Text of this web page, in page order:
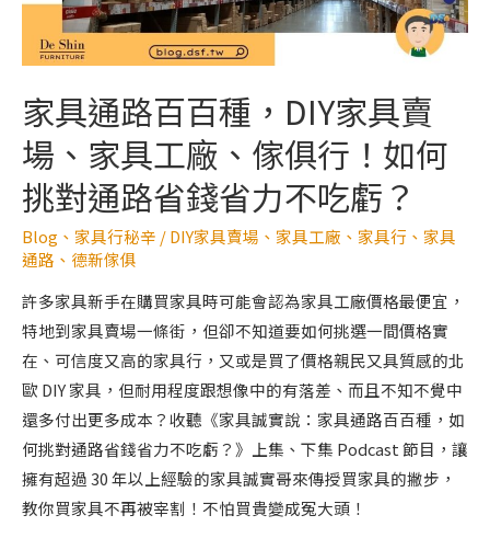
家具通路百百種，DIY家具賣
場、家具工廠、傢俱行！如何
挑對通路省錢省力不吃虧？
Blog 、 家具行秘辛 /DIY家具賣場 、 家具工廠 、 家具行 、 家具
通路 、 德新傢俱
許多家具新手在購買家具時可能會認為家具工廠價格最便宜，
特地到家具賣場一條街，但卻不知道要如何挑選一間價格實
在、可信度又高的家具行，又或是買了價格親民又具質感的北
歐 DIY 家具，但耐用程度跟想像中的有落差、而且不知不覺中
還多付出更多成本？收聽《家具誠實說：家具通路百百種，如
何挑對通路省錢省力不吃虧？》上集、下集 Podcast 節目，讓
擁有超過 30 年以上經驗的家具誠實哥來傳授買家具的撇步，
教你買家具不再被宰割！不怕買貴變成冤大頭！